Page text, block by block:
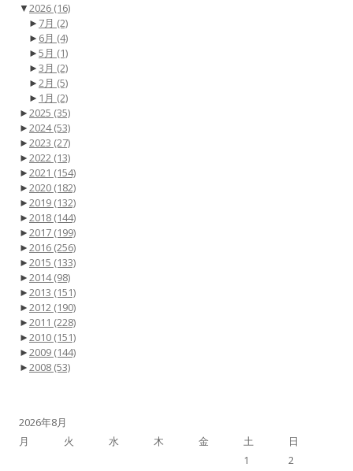
▼2026 (16)
► 7月 (2)
► 6月 (4)
►5月 (1)
►3月 (2)
►2月 (5)
► 1月 (2)
►2025 (35)
►2024(53)
►2023 (27)
►2022 (13)
►2021 (154)
►2020 (182)
►2019 (132)
►2018 (144)
►2017 (199)
►2016 (256)
►2015 (133)
►2014(98)
►2013 (151)
►2012 (190)
►2011 (228)
►2010 (151)
►2009 (144)
►2008 (53)
2026年8月
月
火 水 木 金 土 日
1
2